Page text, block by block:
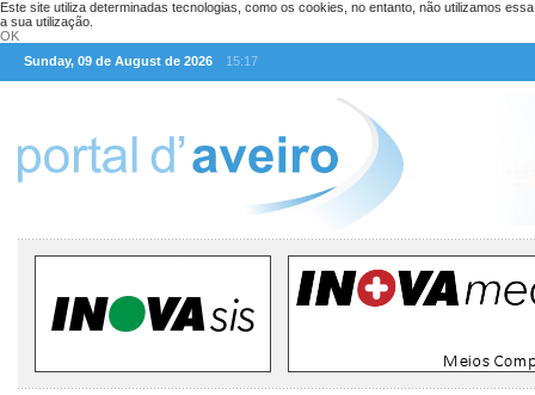
Este site utiliza determinadas tecnologias, como os cookies, no entanto, não utilizamos
a sua utilização.
OK
Sunday, 09 de August de 2026
15:17